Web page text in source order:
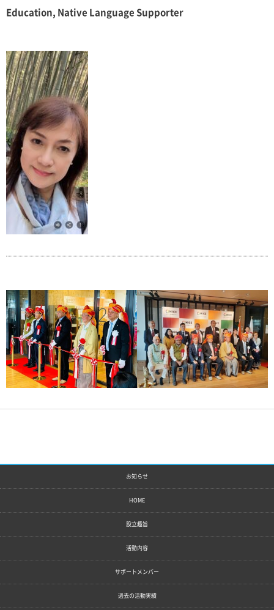
Education, Native Language Supporter
お知らせ
HOME
設立趣旨
活動内容
サポートメンバー
過去の活動実績